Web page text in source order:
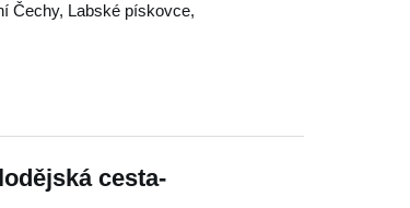
Čechy, Labské pískovce,
cesta-